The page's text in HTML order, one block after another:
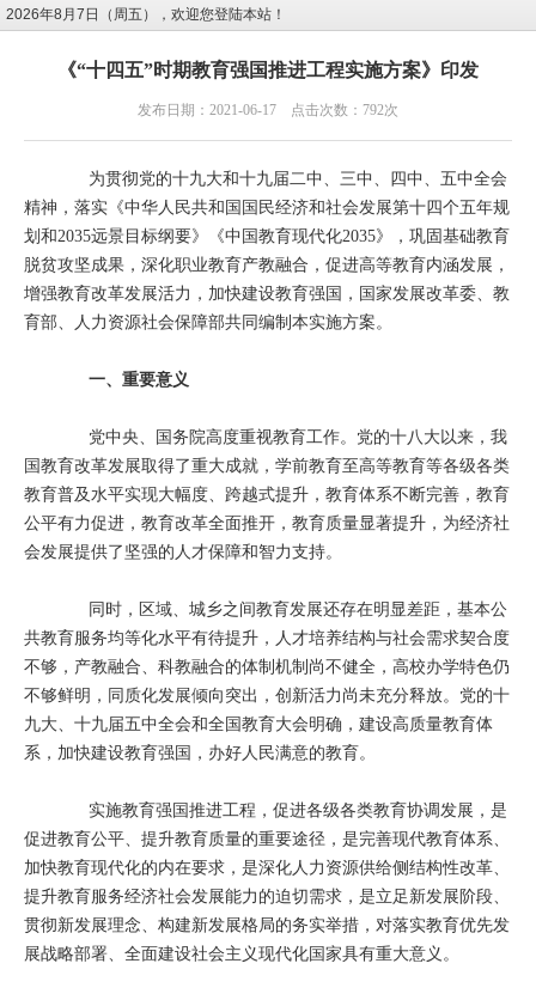
2026年8月7日（周五），欢迎您登陆本站！
《“十四五”时期教育强国推进工程实施方案》印发
发布日期：2021-06-17 点击次数：792次
为贯彻党的十九大和十九届二中、三中、四中、五中全会
精神，落实《中华人民共和国国民经济和社会发展第十四个五年规
划和2035远景目标纲要》《中国教育现代化2035》，巩固基础教育
脱贫攻坚成果，深化职业教育产教融合，促进高等教育内涵发展，
增强教育改革发展活力，加快建设教育强国，国家发展改革委、教
育部、人力资源社会保障部共同编制本实施方案。
一、重要意义
党中央、国务院高度重视教育工作。党的十八大以来，我
国教育改革发展取得了重大成就，学前教育至高等教育等各级各类
教育普及水平实现大幅度、跨越式提升，教育体系不断完善，教育
公平有力促进，教育改革全面推开，教育质量显著提升，为经济社
会发展提供了坚强的人才保障和智力支持。
同时，区域、城乡之间教育发展还存在明显差距，基本公
共教育服务均等化水平有待提升，人才培养结构与社会需求契合度
不够，产教融合、科教融合的体制机制尚不健全，高校办学特色仍
不够鲜明，同质化发展倾向突出，创新活力尚未充分释放。党的十
九大、十九届五中全会和全国教育大会明确，建设高质量教育体
系，加快建设教育强国，办好人民满意的教育。
实施教育强国推进工程，促进各级各类教育协调发展，是
促进教育公平、提升教育质量的重要途径，是完善现代教育体系、
加快教育现代化的内在要求，是深化人力资源供给侧结构性改革、
提升教育服务经济社会发展能力的迫切需求，是立足新发展阶段、
贯彻新发展理念、构建新发展格局的务实举措，对落实教育优先发
展战略部署、全面建设社会主义现代化国家具有重大意义。